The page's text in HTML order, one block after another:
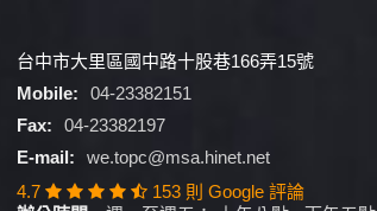
台中市大里區國中路十股巷166弄15號
Mobile:
04-23382151
Fax:
04-23382197
E-mail:
we.topc@msa.hinet.net
4.7
153 則 Google 評論